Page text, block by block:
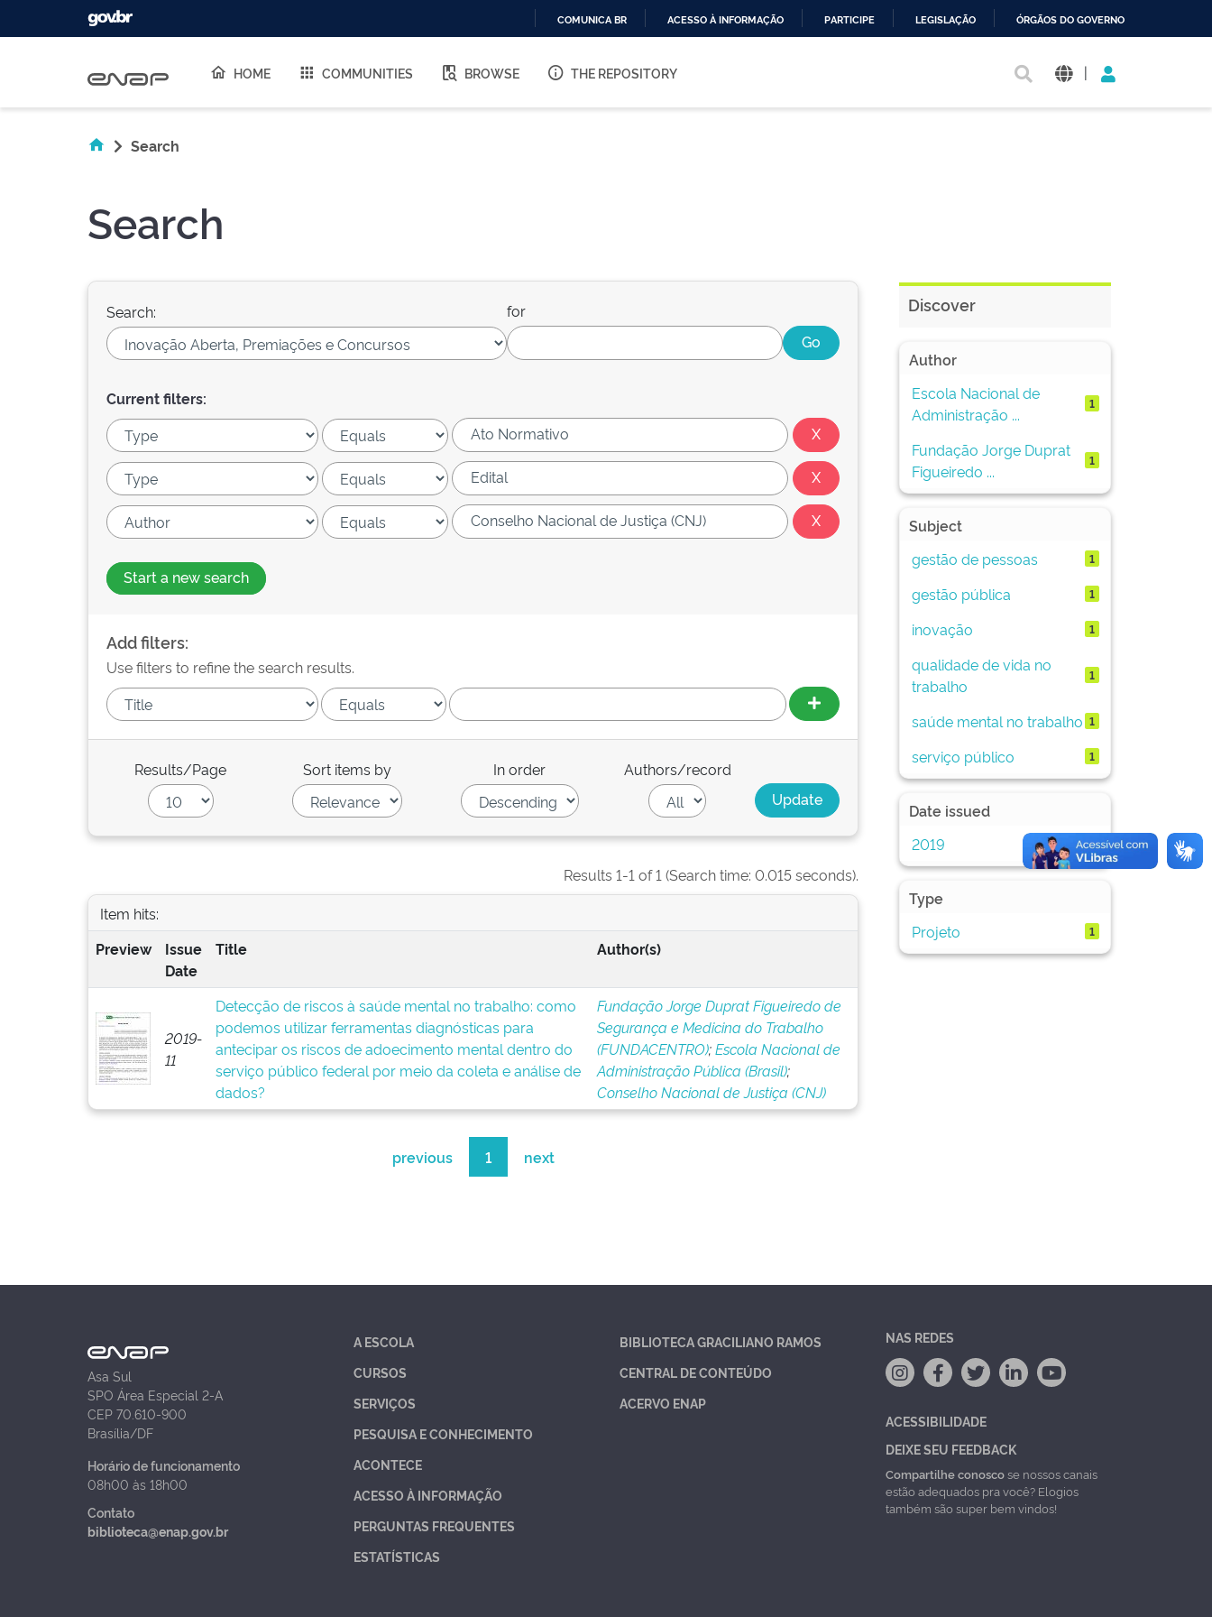
O
COMUNICA BR ACESSO À INFORMAÇÃO PARTICIPE LEGISLAÇÃO ÓRGÃOS DO GOVERNO
HOME COMMUNITIES BROWSE THE REPOSITORY |
Search
Search
Search: for
Current filters:
Start a new search
Add filters:
Use filters to refine the search results.
Results/Page Sort items by In order Authors/record
Results 1-1 of 1 (Search time: 0.015 seconds).
Item hits:
Preview
Issue
Date
Title Author(s)
2019-
11
Detecção de riscos à saúde mental no trabalho: como
podemos utilizar ferramentas diagnósticas para
antecipar os riscos de adoecimento mental dentro do
serviço público federal por meio da coleta e análise de
dados?
Fundação Jorge Duprat Figueiredo de
Segurança e Medicina do Trabalho
(FUNDACENTRO);Escola Nacional de
Administração Pública (Brasil);
Conselho Nacional de Justiça (CNJ)
previous 1 next
Discover
Author
Escola Nacional de
Administração ...
1
Fundação Jorge Duprat
Figueiredo ...
1
Subject
gestão de pessoas
1
gestão pública 1
inovação 1
qualidade de vida no
trabalho
1
saúde mental no trabalho 1
serviço público 1
Date issued
2019
1
Type
Projeto
1
Asa Sul
SPO Área Especial 2-A
CEP 70.610-900
Brasília/DF
Horário de funcionamento
08h00 às 18h00
Contato
biblioteca@enap.gov.br
A ESCOLA
CURSOS
SERVIÇOS
PESQUISA E CONHECIMENTO
ACONTECE
ACESSO À INFORMAÇÃO
PERGUNTAS FREQUENTES
ESTATÍSTICAS
BIBLIOTECA GRACILIANO RAMOS
CENTRAL DE CONTEÚDO
ACERVO ENAP
NAS REDES
ACESSIBILIDADE
DEIXE SEU FEEDBACK
Compartilhe conoscose nossos canais
estão adequados pra você? Elogios
também são super bem vindos!